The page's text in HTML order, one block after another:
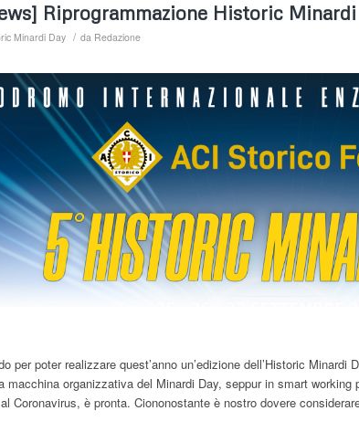
Riprogrammazione Historic
Minardi Day / da Redazione
per poter realizzare quest’anno un’edizione dell’Historic
macchina organizzativa del Minardi Day, seppur in smart
Coronavirus, è pronta. Ciononostante è nostro dovere